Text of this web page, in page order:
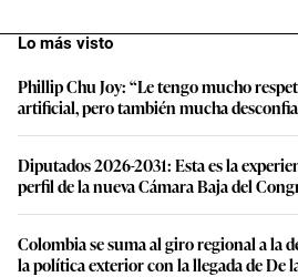
Lo más visto
Phillip Chu Joy: “Le tengo mucho
artificial, pero también mucha
Diputados 2026-2031: Esta es la
perfil de la nueva Cámara Baja del
Colombia se suma al giro regional a la
la política exterior con la llegada de De